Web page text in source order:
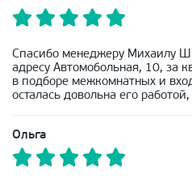
Спасибо менеджеру Михаилу
адресу Автомобольная, 10, за
в подборе межкомнатных и
осталась довольна его
Ольга